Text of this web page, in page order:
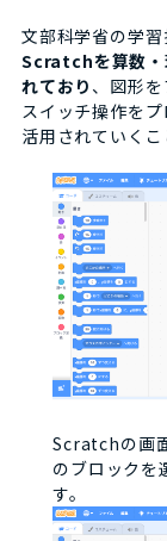
文部科学省の学習
Scratchを算数・
れており 、図形
スイッチ操作を
活用されていくこ
Scratchの画
のブロックを
す。